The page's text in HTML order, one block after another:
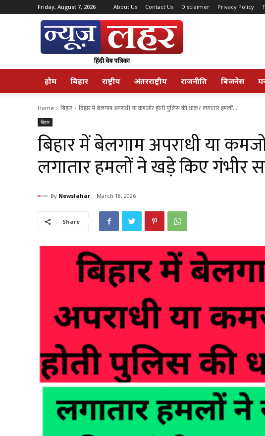
Friday, August 7, 2026 About Us Contact Us Disclaimer Privacy Policy
होम बिहार राष्ट्रीय अंतरराष्ट्रीय राजनीति बिजनेस
Home बिहार बिहार में बेलगाम अपराधी या कमजोर होती पुलिस की धाक? लगातार हमलों...
बिहार
बिहार में बेलगाम अपराधी या
लगातार हमलों ने खड़े किए गंभीर
By Newslahar March 18, 2026
Share